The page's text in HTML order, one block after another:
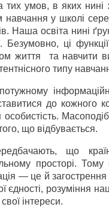
тих умов, в яких
у школі
Наша освіта нині
Безумовно, ці
життя та навчити
типу
до кожного
що відбувається.
передбачають, що
просторі. Тому
— це й
єдності, розуміння
інтереси.